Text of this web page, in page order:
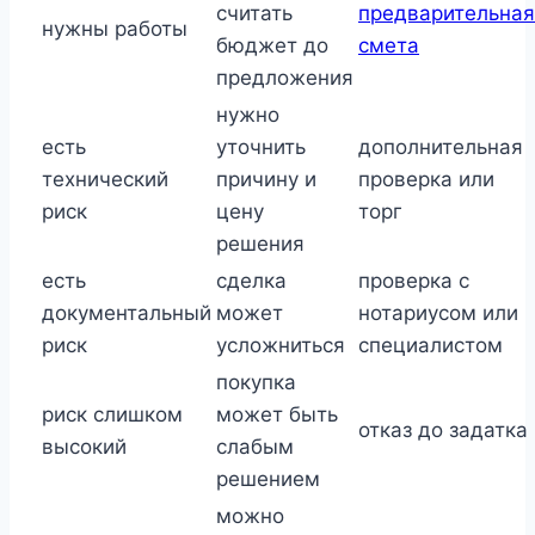
нужны работы
считать
бюджет до
предложения
предварительная
смета
есть
технический
риск
нужно
уточнить
причину и
цену
решения
дополнительная
проверка или
торг
есть
документальный
риск
сделка
может
усложниться
проверка с
нотариусом или
специалистом
риск слишком
высокий
покупка
может быть
слабым
решением
отказ до задатка
можно